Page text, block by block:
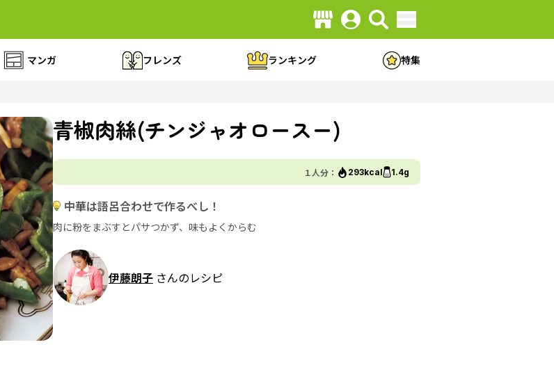
マンガ フレンズ ランキング 特集
青椒肉絲(チンジャオロースー)
１人分： 293kcal 1.4g
中華は語呂合わせで作るべし！
肉に粉をまぶすとパサつかず、味もよくからむ
伊藤朗子 さんのレシピ